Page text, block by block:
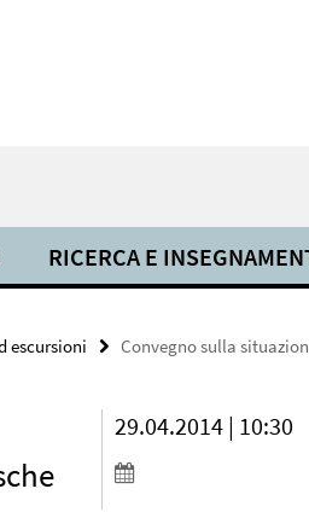
RICERCA E
escursioni Convegno sulla
29.04.2014 | 10:30